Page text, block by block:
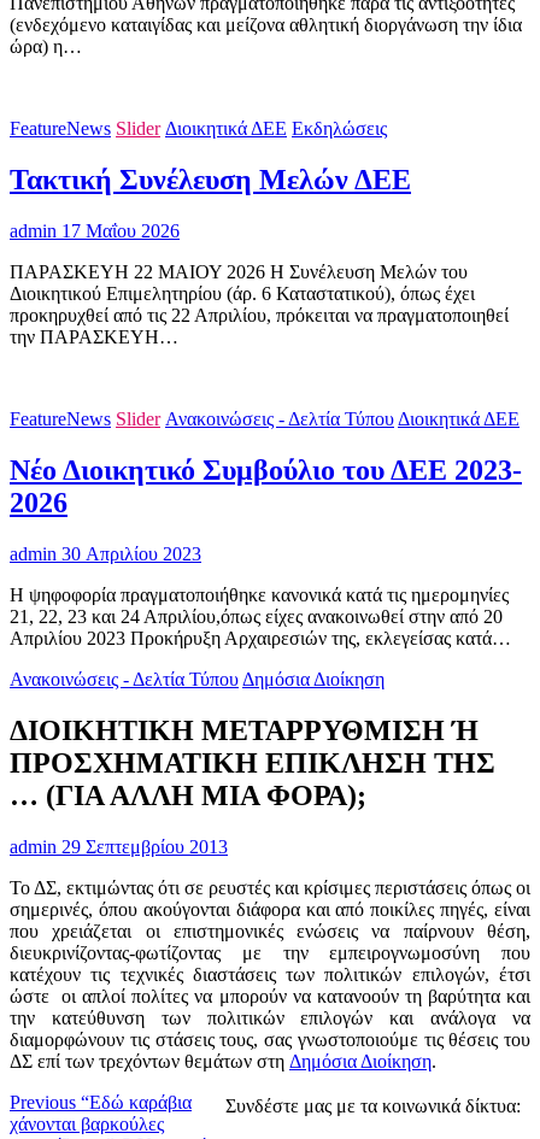
(ενδεχόμενο καταιγίδας και μείζονα αθλητική διοργάνωση την ίδια
ώρα) η…
FeatureNews Slider Διοικητικά ΔΕΕ Εκδηλώσεις
Τακτική Συνέλευση Μελών ΔΕΕ
admin 17 Μαΐου 2026
ΠΑΡΑΣΚΕΥΗ 22 ΜΑΙΟΥ 2026 Η Συνέλευση Μελών του
Διοικητικού Επιμελητηρίου (άρ. 6 Καταστατικού), όπως έχει
προκηρυχθεί από τις 22 Απριλίου, πρόκειται να πραγματοποιηθεί
την ΠΑΡΑΣΚΕΥΗ…
FeatureNews Slider Ανακοινώσεις - Δελτία Τύπου Διοικητικά ΔΕΕ
Νέο Διοικητικό Συμβούλιο του ΔΕΕ 2023-
2026
admin 30 Απριλίου 2023
Η ψηφοφορία πραγματοποιήθηκε κανονικά κατά τις ημερομηνίες
21, 22, 23 και 24 Απριλίου,όπως είχες ανακοινωθεί στην από 20
Απριλίου 2023 Προκήρυξη Αρχαιρεσιών της, εκλεγείσας κατά…
Ανακοινώσεις - Δελτία Τύπου Δημόσια Διοίκηση
ΔΙΟΙΚΗΤΙΚΗ ΜΕΤΑΡΡΥΘΜΙΣΗ Ή
ΠΡΟΣΧΗΜΑΤΙΚΗ ΕΠΙΚΛΗΣΗ ΤΗΣ
… (ΓΙΑ ΑΛΛΗ ΜΙΑ ΦΟΡΑ);
admin 29 Σεπτεμβρίου 2013
Το ΔΣ, εκτιμώντας ότι σε ρευστές και κρίσιμες περιστάσεις όπως οι
σημερινές, όπου ακούγονται διάφορα και από ποικίλες πηγές, είναι
που χρειάζεται οι επιστημονικές ενώσεις να παίρνουν θέση,
διευκρινίζοντας-φωτίζοντας με την εμπειρογνωμοσύνη που
κατέχουν τις τεχνικές διαστάσεις των πολιτικών επιλογών, έτσι
ώστε οι απλοί πολίτες να μπορούν να κατανοούν τη βαρύτητα και
την κατεύθυνση των πολιτικών επιλογών και ανάλογα να
διαμορφώνουν τις στάσεις τους, σας γνωστοποιούμε τις θέσεις του
ΔΣ επί των τρεχόντων θεμάτων στη Δημόσια Διοίκηση.
Συνδέστε μας με τα κοινωνικά δίκτυα:
Πλοήγηση
Previous Previous
post:
“Εδώ καράβια
χάνονται βαρκούλες